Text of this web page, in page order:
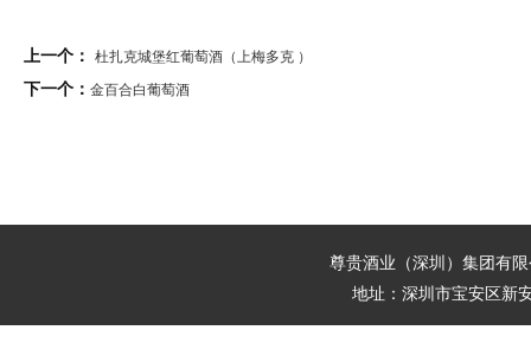
上一个： 杜扎克城堡红葡萄酒（上梅多克 ）
下一个： 金百合白葡萄酒
尊贵酒业（深圳）集团有
地址：深圳市宝安区新